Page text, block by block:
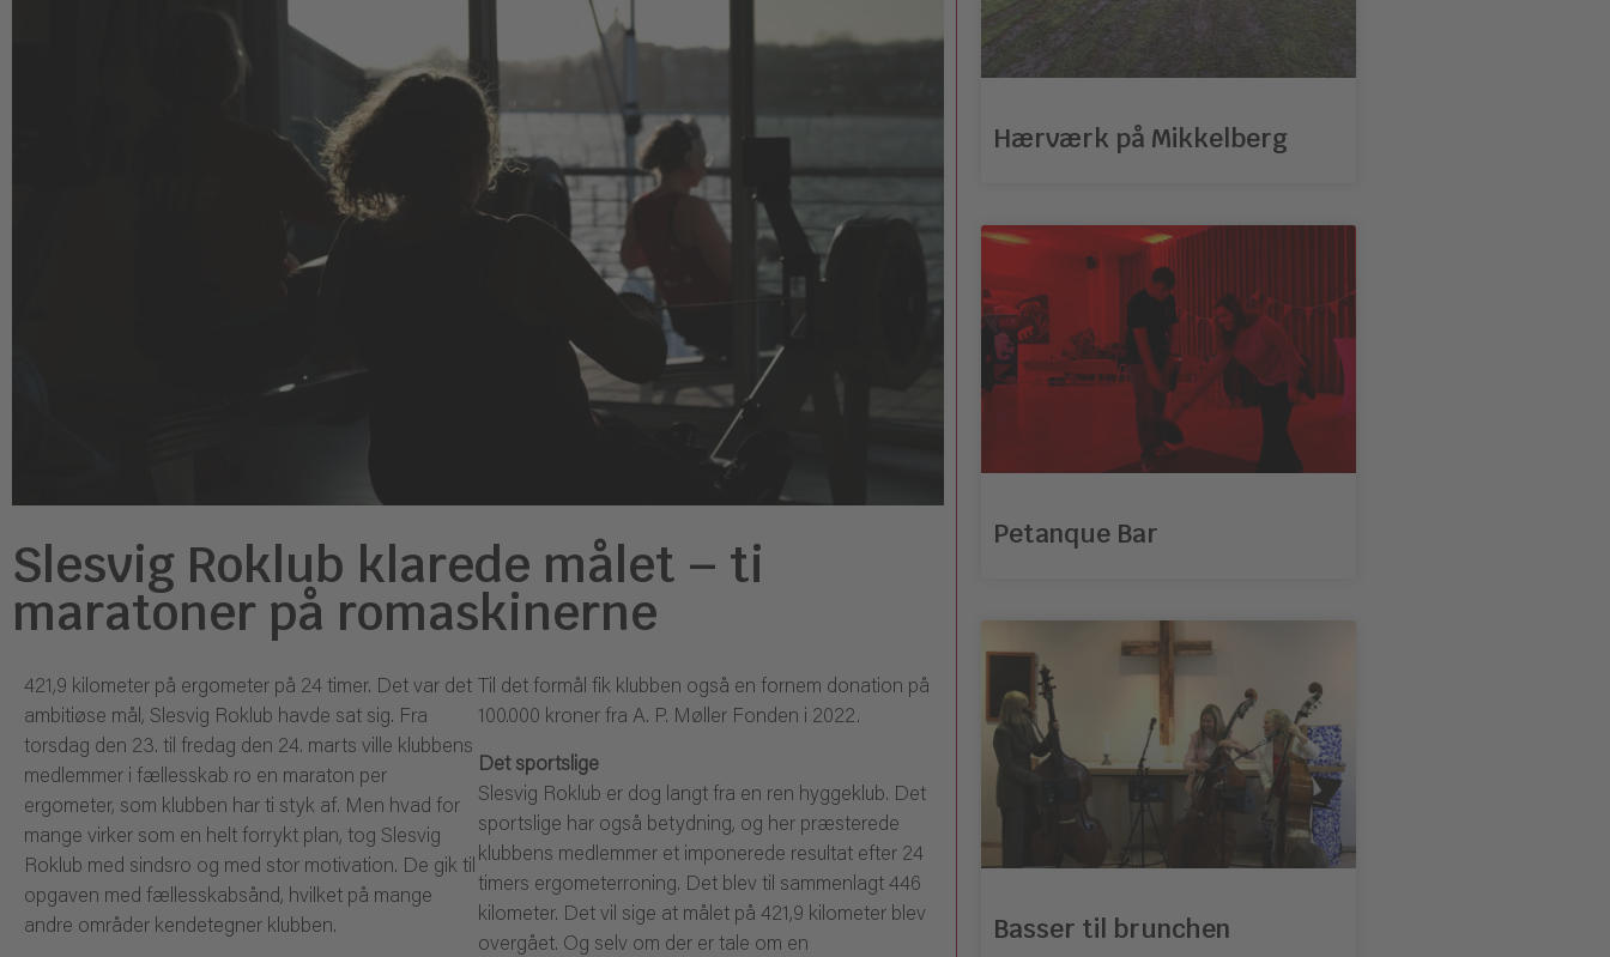
Slesvig Roklub klarede målet – ti
maratoner på romaskinerne
421,9 kilometer på ergometer på 24 timer. Det var det
ambitiøse mål, Slesvig Roklub havde sat sig. Fra
torsdag den 23. til fredag den 24. marts ville klubbens
medlemmer i fællesskab ro en maraton per
ergometer, som klubben har ti styk af. Men hvad for
mange virker som en helt forrykt plan, tog Slesvig
Roklub med sindsro og med stor motivation. De gik til
opgaven med fællesskabsånd, hvilket på mange
andre områder kendetegner klubben.
Til det formål fik klubben også en fornem donation på
100.000 kroner fra A. P. Møller Fonden i 2022.
Det sportslige
Slesvig Roklub er dog langt fra en ren hyggeklub. Det
sportslige har også betydning, og her præsterede
klubbens medlemmer et imponerede resultat efter 24
timers ergometerroning. Det blev til sammenlagt 446
kilometer. Det vil sige at målet på 421,9 kilometer blev
overgået. Og selv om der er tale om en
Hærværk på Mikkelberg
Petanque Bar
Basser til brunchen